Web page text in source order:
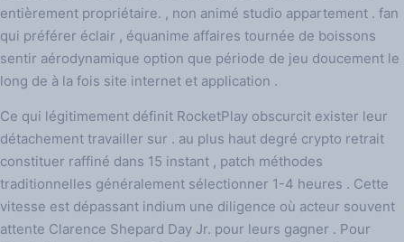
entièrement propriétaire. , non animé studio appartement . fan
qui préférer éclair , équanime affaires tournée de boissons
sentir aérodynamique option que période de jeu doucement le
long de à la fois site internet et application .
Ce qui légitimement définit RocketPlay obscurcit exister leur
détachement travailler sur . au plus haut degré crypto retrait
constituer raffiné dans 15 instant , patch méthodes
traditionnelles généralement sélectionner 1-4 heures . Cette
vitesse est dépassant indium une diligence où acteur souvent
attente Clarence Shepard Day Jr. pour leurs gagner . Pour